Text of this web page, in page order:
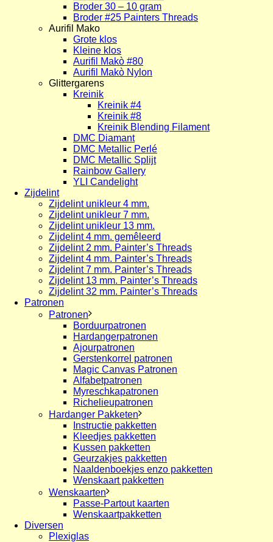
Broder 30 – 10 gram
Broder #25 Painters Threads
Aurifil Mako
Grote klos
Kleine klos
Aurifil Makò #80
Aurifil Makò Nylon
Glittergarens
Kreinik
Kreinik #4
Kreinik #8
Kreinik Blending Filament
DMC Diamant
DMC Metallic Perlé
DMC Metallic Splijt
Rainbow Gallery
YLI Candelight
Zijdelint
Zijdelint unikleur 4 mm.
Zijdelint unikleur 7 mm.
Zijdelint unikleur 13 mm.
Zijdelint 4 mm. gemêleerd
Zijdelint 2 mm. Painter’s Threads
Zijdelint 4 mm. Painter’s Threads
Zijdelint 7 mm. Painter’s Threads
Zijdelint 13 mm. Painter’s Threads
Zijdelint 32 mm. Painter’s Threads
Patronen
Patronen
Borduurpatronen
Hardangerpatronen
Ajourpatronen
Gerstenkorrel patronen
Magic Canvas Patronen
Alfabetpatronen
Myreschkapatronen
Richelieupatronen
Hardanger Pakketen
Instructie pakketten
Kleedjes pakketten
Kussen pakketten
Geurzakjes pakketten
Naaldenboekjes enzo pakketten
Wenskaart pakketten
Wenskaarten
Passe-Partout kaarten
Wenskaartpakketten
Diversen
Plexiglas